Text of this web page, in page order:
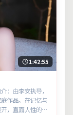
1:42:55
由李安执导，
作品。在记忆与
，直面人性的幽